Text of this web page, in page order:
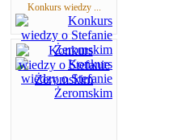
Konkurs wiedzy ...